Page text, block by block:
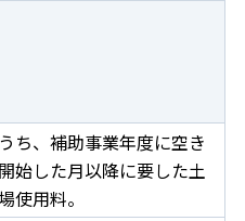
ち、補助事業年度に空き
始した月以降に要した土
使用料。